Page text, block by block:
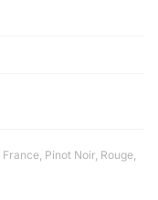
France, Pinot Noir, Rouge,